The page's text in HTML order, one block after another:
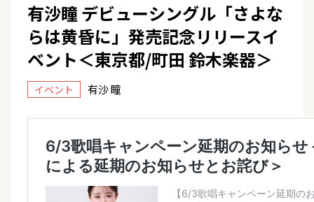
有沙瞳 デビューシングル「さよな
らは黄昏に」発売記念リリースイ
ベント＜東京都/町田 鈴木楽器＞
イベント 有沙 瞳